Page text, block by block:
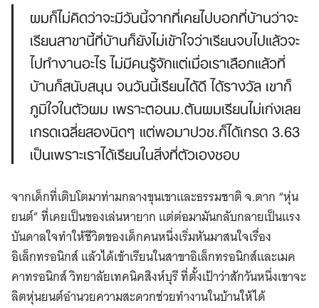
ผมก็ไม่คิดว่าจะมีวันนี้จากที่เคยไปบอกที่บ้านว่าจะ
เรียนสาขานี้ที่บ้านก็ยังไม่เข้าใจว่าเรียนจบไปแล้วจะ
ไปทำงานอะไร ไม่มีคนรู้จักแต่เมื่อเราเลือกแล้วที่
บ้านก็สนับสนุน จนวันนี้เรียนได้ดี ได้รางวัล เขาก็
ภูมิใจในตัวผม เพราะตอนม.ต้นผมเรียนไม่เก่งเลย
เกรดเฉลี่ยสองนิดๆ แต่พอมาปวช.​ก็ได้เกรด 3.63
เป็นเพราะเราได้เรียนในสิ่งที่ตัวเองชอบ
จากเด็กที่เติบโตมาท่ามกลางขุนเขาและธรรมชาติ จ.ตาก “หุ่น
ยนต์” ที่เคยเป็นของเล่นหายาก แต่ต่อมามันกลับกลายเป็นแรง
บันดาลใจทำให้ชีวิตของเด็กคนหนึ่งเริ่มหันมาสนใจเรื่อง
อิเล็กทรอนิกส์ แล้วได้เข้าเรียนในสาขาอิเล็กทรอนิกส์และเมค
คาทรอนิกส์ วิทยาลัยเทคนิคสิงห์บุรี ที่ตั้งเป้าว่าสักวันหนึ่งเขาจะ
ลิตหุ่นยนต์อำนวยความสะดวกช่วยทำงานในบ้านให้ได้